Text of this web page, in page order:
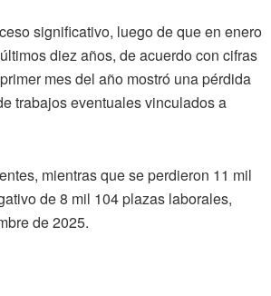
significativo, luego de que en enero
diez años, de acuerdo con cifras
mes del año mostró una pérdida
trabajos eventuales vinculados a
mientras que se perdieron 11 mil
de 8 mil 104 plazas laborales,
de 2025.